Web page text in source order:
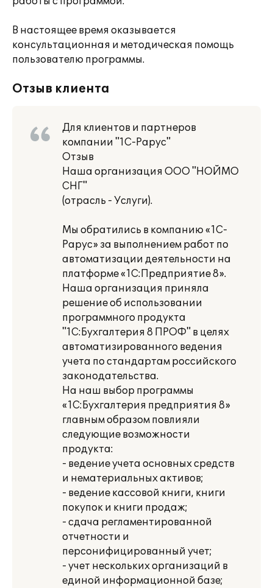
В настоящее время оказывается
консультационная и методическая помощь
пользователю программы.
Отзыв клиента
Для клиентов и партнеров
компании "1С-Рарус"
Отзыв
Наша организация ООО "НОЙМО
СНГ"
(отрасль - Услуги).
Мы обратились в компанию «1С-
Рарус» за выполнением работ по
автоматизации деятельности на
платформе «1С:Предприятие 8».
Наша организация приняла
решение об использовании
программного продукта
"1С:Бухгалтерия 8 ПРОФ" в целях
автоматизированного ведения
учета по стандартам российского
законодательства.
На наш выбор программы
«1С:Бухгалтерия предприятия 8»
главным образом повлияли
следующие возможности
продукта:
- ведение учета основных средств
и нематериальных активов;
- ведение кассовой книги, книги
покупок и книги продаж;
- сдача регламентированной
отчетности и
персонифицированный учет;
- учет нескольких организаций в
единой информационной базе;